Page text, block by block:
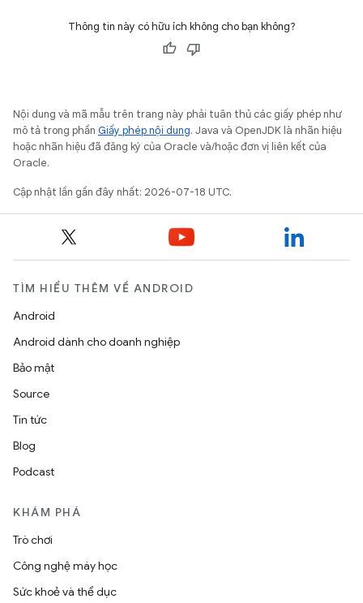
Thông tin này có hữu ích không cho bạn không?
Nội dung và mã mẫu trên trang này phải tuân thủ các giấy phép như
mô tả trong phần Giấy phép nội dung. Java và OpenJDK là nhãn hiệu
hoặc nhãn hiệu đã đăng ký của Oracle và/hoặc đơn vị liên kết của
Oracle.
Cập nhật lần gần đây nhất: 2026-07-18 UTC.
TÌM HIỂU THÊM VỀ ANDROID
Android
Android dành cho doanh nghiệp
Bảo mật
Source
Tin tức
Blog
Podcast
KHÁM PHÁ
Trò chơi
Công nghệ máy học
Sức khoẻ và thể dục